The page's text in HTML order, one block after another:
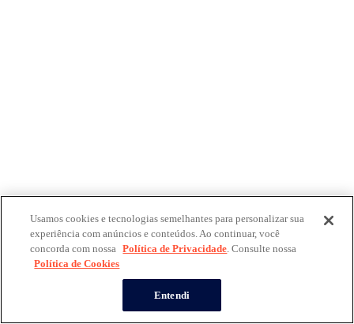
Usamos cookies e tecnologias semelhantes para personalizar sua
experiência com anúncios e conteúdos. Ao continuar, você
concorda com nossa Política de Privacidade. Consulte nossa
Política de Cookies
Entendi